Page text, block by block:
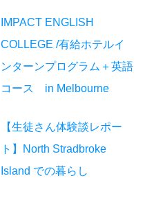
IMPACT ENGLISH
COLLEGE /有給ホテルイ
ンターンプログラム＋英語
コース in Melbourne
【生徒さん体験談レポー
ト】North Stradbroke
Island での暮らし